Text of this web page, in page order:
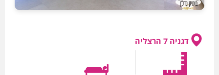
דגניה 7 הרצליה